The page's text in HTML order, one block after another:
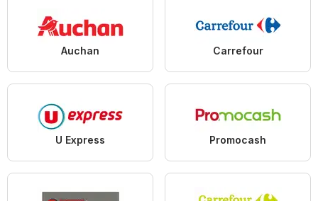
Auchan Carrefour
U Express Promocash